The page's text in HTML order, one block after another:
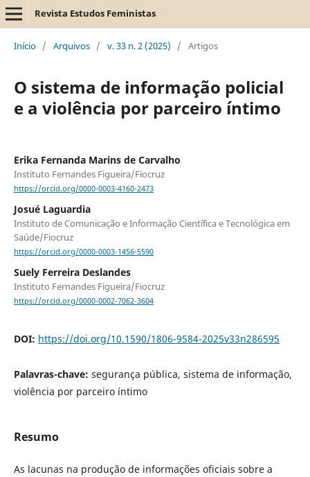
Revista Estudos Feministas
Início / Arquivos / v. 33 n. 2 (2025) / Artigos
O sistema de informação policial
e a violência por parceiro íntimo
Erika Fernanda Marins de Carvalho
Instituto Fernandes Figueira/Fiocruz
https://orcid.org/0000-0003-4160-2473
Josué Laguardia
Instituto de Comunicação e Informação Científica e Tecnológica em
Saúde/Fiocruz
https://orcid.org/0000-0003-1456-5590
Suely Ferreira Deslandes
Instituto Fernandes Figueira/Fiocruz
https://orcid.org/0000-0002-7062-3604
DOI: https://doi.org/10.1590/1806-9584-2025v33n286595
Palavras-chave: segurança pública, sistema de informação,
violência por parceiro íntimo
Resumo
As lacunas na produção de informações oficiais sobre a